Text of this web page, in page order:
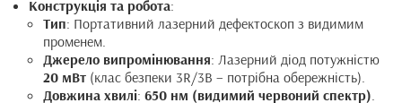
Конструкція та робота:
Тип: Портативний лазерний дефектоскоп з видимим
променем.
Джерело випромінювання: Лазерний діод потужністю
20 мВт (клас безпеки 3R/3B – потрібна обережність).
Довжина хвилі: 650 нм (видимий червоний спектр).